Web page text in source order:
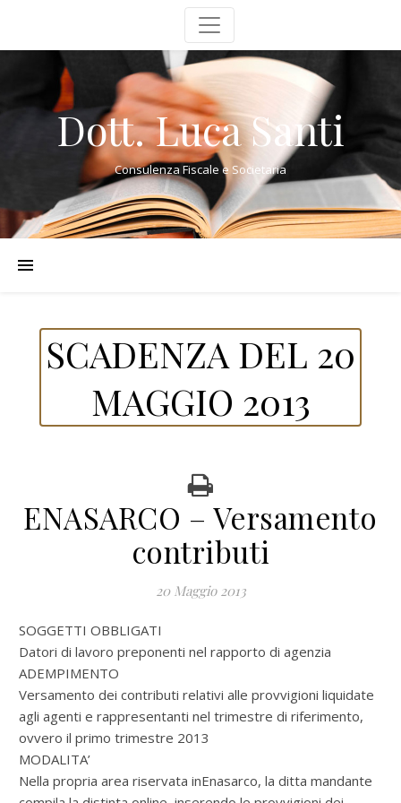
Dott. Luca Santi
Consulenza Fiscale e Societaria
SCADENZA DEL 20
MAGGIO 2013
ENASARCO – Versamento
contributi
20 Maggio 2013
SOGGETTI OBBLIGATI
Datori di lavoro preponenti nel rapporto di agenzia
ADEMPIMENTO
Versamento dei contributi relativi alle provvigioni liquidate
agli agenti e rappresentanti nel trimestre di riferimento,
ovvero il primo trimestre 2013
MODALITA’
Nella propria area riservata inEnasarco, la ditta mandante